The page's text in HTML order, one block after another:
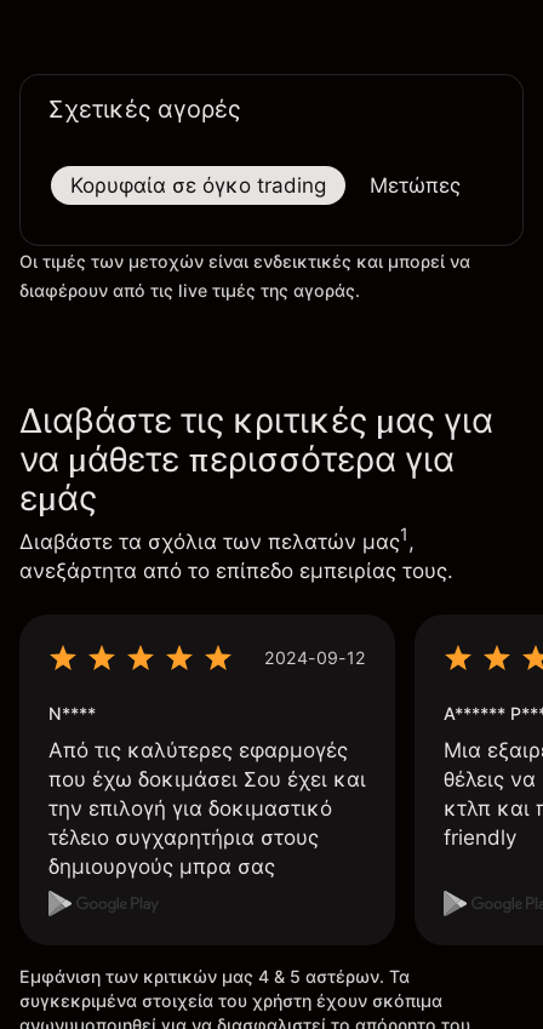
Σχετικές αγορές
Κορυφαία σε όγκο trading Μετώπες
Οι τιμές των μετοχών είναι ενδεικτικές και μπορεί να
διαφέρουν από τις live τιμές της αγοράς.
Διαβάστε τις κριτικές μας για
να μάθετε περισσότερα για
εμάς
Διαβάστε τα σχόλια των πελατών μας1,
ανεξάρτητα από το επίπεδο εμπειρίας τους.
2024-09-12
N****
Από τις καλύτερες εφαρμογές
που έχω δοκιμάσει Σου έχει και
την επιλογή για δοκιμαστικό
τέλειο συγχαρητήρια στους
δημιουργούς μπρα σας
A******
Μια
θέλεις
κτλπ και
friendly
Εμφάνιση των κριτικών μας 4 & 5 αστέρων. Τα
συγκεκριμένα στοιχεία του χρήστη έχουν σκόπιμα
ανωνυμοποιηθεί για να διασφαλιστεί το απόρρητο του